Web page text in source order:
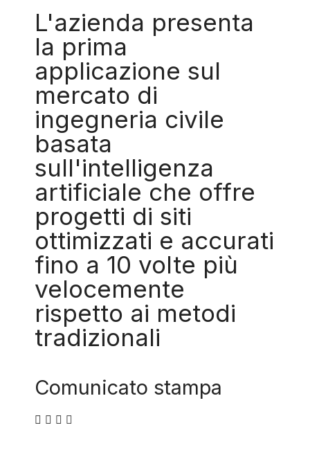
L'azienda presenta
la prima
applicazione sul
mercato di
ingegneria civile
basata
sull'intelligenza
artificiale che offre
progetti di siti
ottimizzati e accurati
fino a 10 volte più
velocemente
rispetto ai metodi
tradizionali
Comunicato stampa